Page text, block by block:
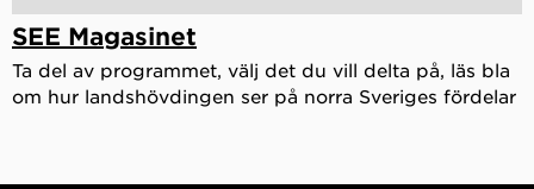
SEE Magasinet
Ta del av programmet, välj det du vill delta på, läs bla
om hur landshövdingen ser på norra Sveriges fördelar